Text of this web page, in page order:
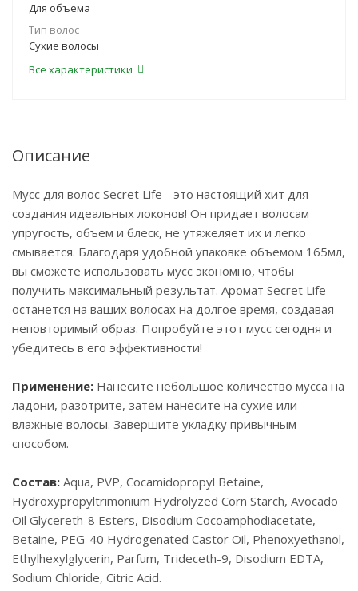
Для объема
Тип волос
Сухие волосы
Все характеристики
Описание
Мусс для волос Secret Life - это настоящий хит для
создания идеальных локонов! Он придает волосам
упругость, объем и блеск, не утяжеляет их и легко
смывается. Благодаря удобной упаковке объемом 165мл,
вы сможете использовать мусс экономно, чтобы
получить максимальный результат. Аромат Secret Life
останется на ваших волосах на долгое время, создавая
неповторимый образ. Попробуйте этот мусс сегодня и
убедитесь в его эффективности!
Применение: Нанесите небольшое количество мусса на
ладони, разотрите, затем нанесите на сухие или
влажные волосы. Завершите укладку привычным
способом.
Состав: Aqua, PVP, Cocamidopropyl Betaine,
Hydroxypropyltrimonium Hydrolyzed Corn Starch, Avocado
Oil Glycereth-8 Esters, Disodium Cocoamphodiacetate,
Betaine, PEG-40 Hydrogenated Castor Oil, Phenoxyethanol,
Ethylhexylglycerin, Parfum, Trideceth-9, Disodium EDTA,
Sodium Chloride, Citric Acid.